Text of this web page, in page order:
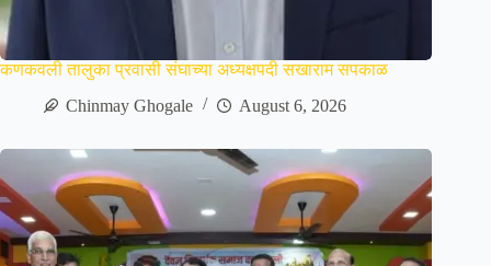
कणकवली तालुका प्रवासी संघाच्या अध्यक्षपदी सखाराम सपकाळ
Chinmay Ghogale
August 6, 2026